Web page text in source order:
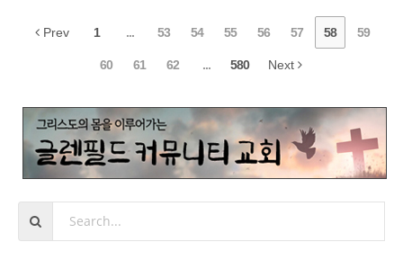
Prev 1 ... 53 54 55 56 57 58 59
60 61 62 ... 580 Next